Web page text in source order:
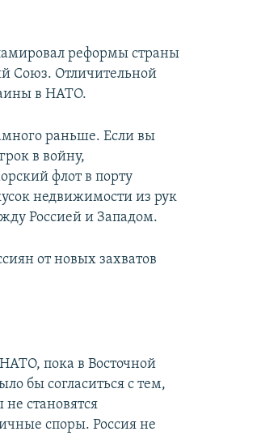
реформы страны
Союз. Отличительной
в НАТО.
раньше. Если вы
в войну,
флот в порту
недвижимости из рук
Россией и Западом.
от новых захватов
пока в Восточной
бы согласиться с тем,
становятся
споры. Россия не